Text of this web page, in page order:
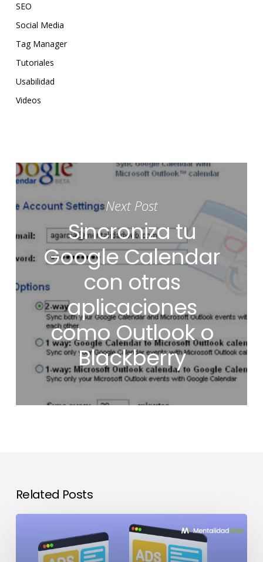
SEO
Social Media
Tag Manager
Tutoriales
Usabilidad
Videos
Next Post
Sincroniza tu
Google Calendar
con otras
aplicaciones
como Outlook o
Blackberry
Related Posts
El